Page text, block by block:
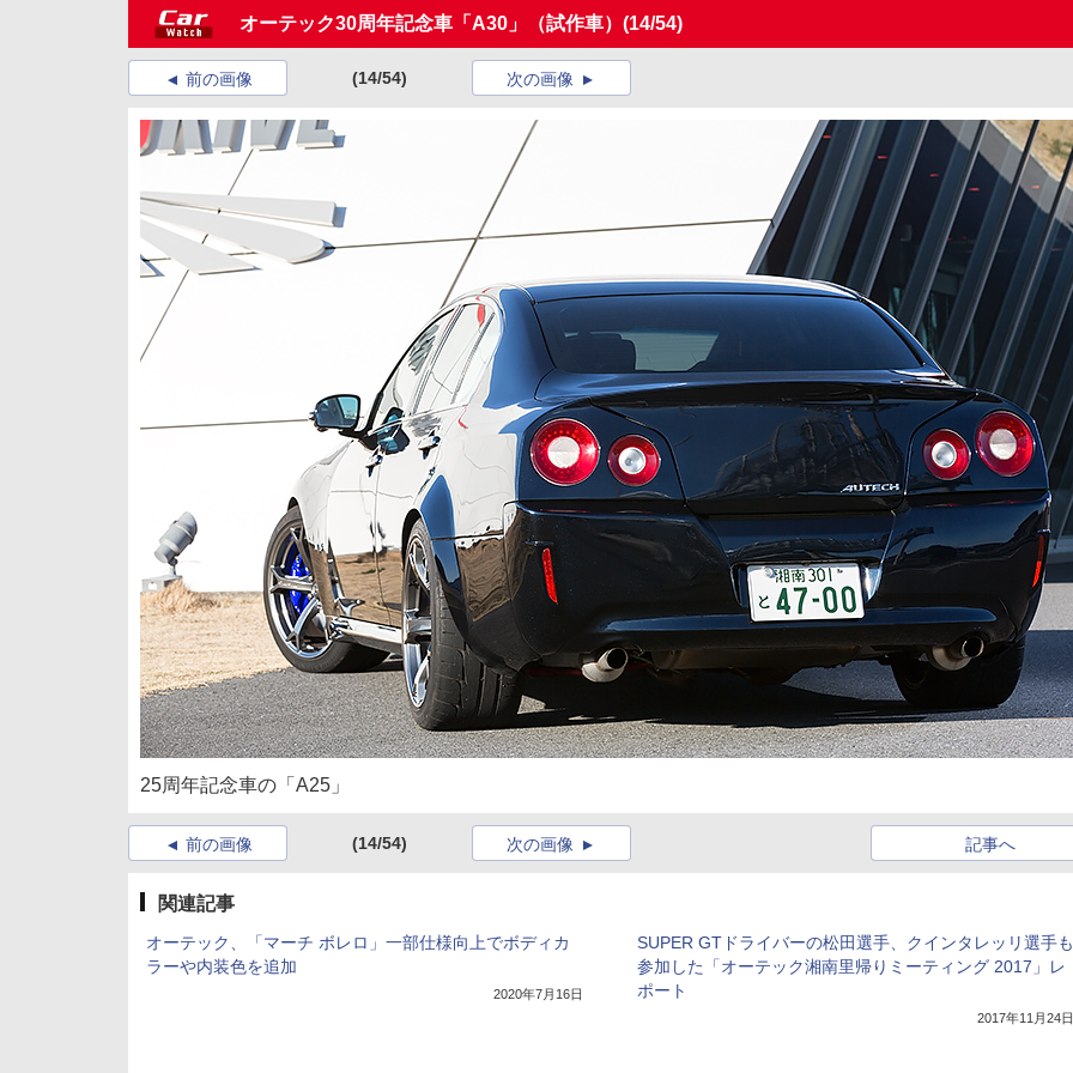
オーテック30周年記念車「A30」（試作車） (14/54)
前の画像 (14/54) 次の画像
25周年記念車の「A25」
前の画像 (14/54) 記事へ
次の画像
関連記事
オーテック、「マーチ ボレロ」一部仕様向上でボディカ
ラーや内装色を追加
2020年7月16日
SUPER GTドライバーの松田選手、クインタレッリ選手も
参加した「オーテック湘南里帰りミーティング 2017」レ
ポート
2017年11月24日